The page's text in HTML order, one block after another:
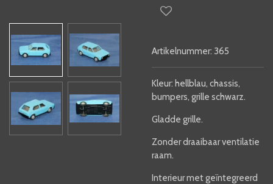
Artikelnummer: 365
Kleur: hellblau, chassis,
bumpers, grille schwarz.
Gladde grille.
Zonder draaibaar ventilatie
raam.
Interieur met geïntegreerd